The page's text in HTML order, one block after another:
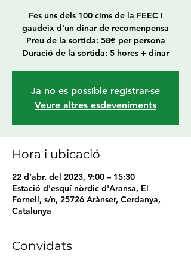
Fes uns dels 100 cims de la FEEC i
gaudeix d'un dinar de recomenpensa
Preu de la sortida: 58€ per persona
Duració de la sortida: 5 hores + dinar
Ja no es possible registrar-se
Veure altres esdeveniments
Hora i ubicació
22 d’abr. del 2023, 9:00 – 15:30
Estació d'esquí nòrdic d'Aransa, El
Fornell, s/n, 25726 Arànser, Cerdanya,
Catalunya
Convidats